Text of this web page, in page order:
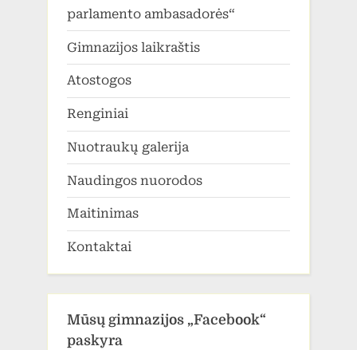
parlamento ambasadorės“
Gimnazijos laikraštis
Atostogos
Renginiai
Nuotraukų galerija
Naudingos nuorodos
Maitinimas
Kontaktai
Mūsų gimnazijos „Facebook“
paskyra